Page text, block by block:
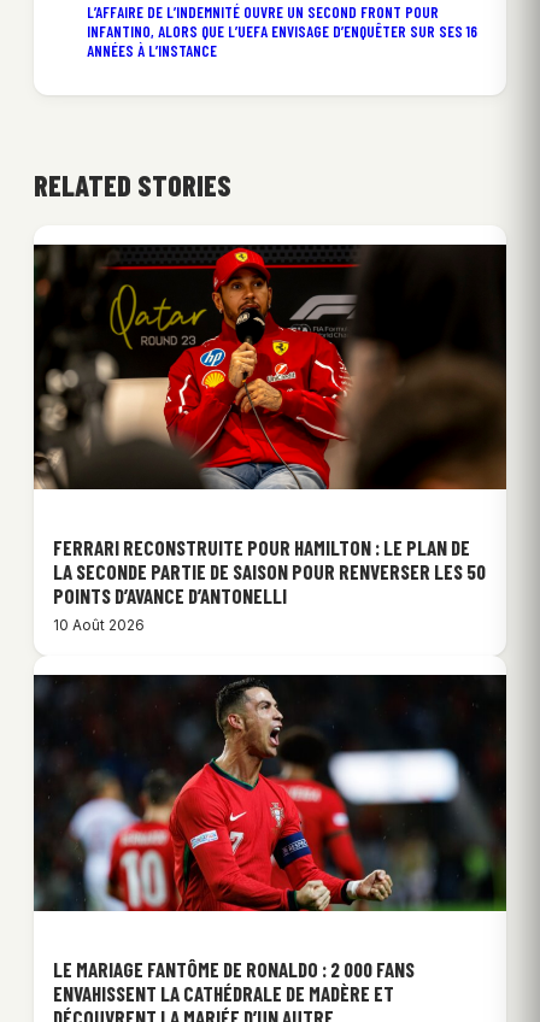
L’AFFAIRE DE L’INDEMNITÉ OUVRE UN SECOND FRONT POUR
INFANTINO, ALORS QUE L’UEFA ENVISAGE D’ENQUÊTER SUR SES 16
ANNÉES À L’INSTANCE
RELATED STORIES
FERRARI RECONSTRUITE POUR HAMILTON : LE PLAN DE
LA SECONDE PARTIE DE SAISON POUR RENVERSER LES 50
POINTS D’AVANCE D’ANTONELLI
10 Août 2026
LE MARIAGE FANTÔME DE RONALDO : 2 000 FANS
ENVAHISSENT LA CATHÉDRALE DE MADÈRE ET